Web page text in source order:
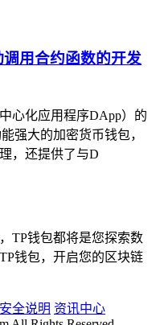
用合约函数的开发
心化应用程序DApp）的
强大的加密货币钱包，
，还提供了与D
TP钱包都将是您探索数
钱包，开启您的区块链
安全说明 资讯中心